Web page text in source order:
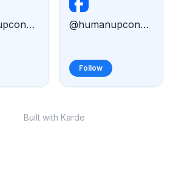
@humanupconsulting
Follow
@humanupconsulting
Built with Karde